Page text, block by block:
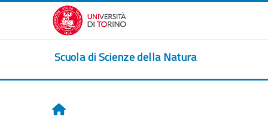
Skip to main content
Scuola di Scienze della Natura
Home